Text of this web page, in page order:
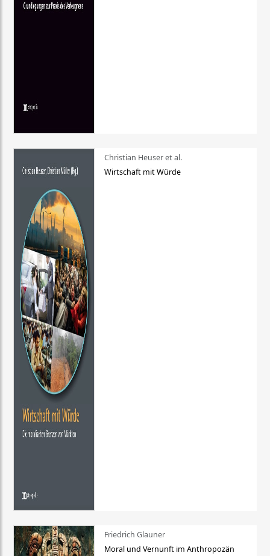
Christian Heuser et al.
Wirtschaft mit Würde
Friedrich Glauner
Moral und Vernunft im Anthropozän